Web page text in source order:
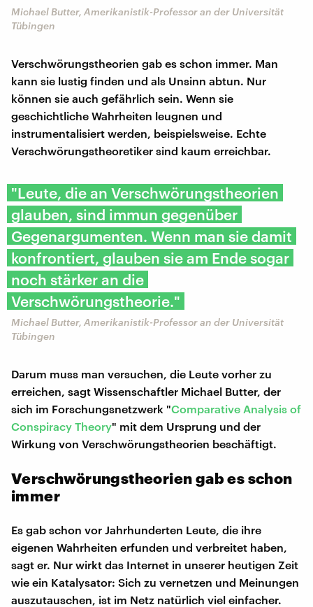
Michael Butter, Amerikanistik-Professor an der Universität
Tübingen
Verschwörungstheorien gab es schon immer. Man
kann sie lustig finden und als Unsinn abtun. Nur
können sie auch gefährlich sein. Wenn sie
geschichtliche Wahrheiten leugnen und
instrumentalisiert werden, beispielsweise. Echte
Verschwörungstheoretiker sind kaum erreichbar.
"Leute, die an Verschwörungstheorien
glauben, sind immun gegenüber
Gegenargumenten. Wenn man sie damit
konfrontiert, glauben sie am Ende sogar
noch stärker an die
Verschwörungstheorie."
Michael Butter, Amerikanistik-Professor an der Universität
Tübingen
Darum muss man versuchen, die Leute vorher zu
erreichen, sagt Wissenschaftler Michael Butter, der
sich im Forschungsnetzwerk "Comparative Analysis of
Conspiracy Theory" mit dem Ursprung und der
Wirkung von Verschwörungstheorien beschäftigt.
Verschwörungstheorien gab es schon
immer
Es gab schon vor Jahrhunderten Leute, die ihre
eigenen Wahrheiten erfunden und verbreitet haben,
sagt er. Nur wirkt das Internet in unserer heutigen Zeit
wie ein Katalysator: Sich zu vernetzen und Meinungen
auszutauschen, ist im Netz natürlich viel einfacher.